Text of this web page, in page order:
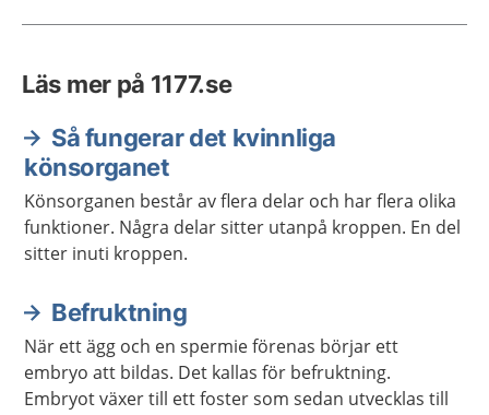
Läs mer på 1177.se
Så fungerar det kvinnliga
könsorganet
Könsorganen består av flera delar och har flera olika
funktioner. Några delar sitter utanpå kroppen. En del
sitter inuti kroppen.
Befruktning
När ett ägg och en spermie förenas börjar ett
embryo att bildas. Det kallas för befruktning.
Embryot växer till ett foster som sedan utvecklas till